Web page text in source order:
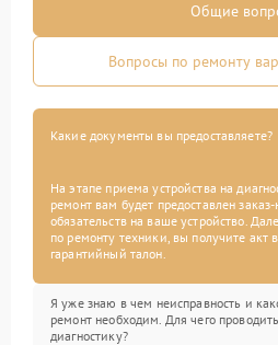
Общие
Вопросы по ремонту
Какие документы вы предоставляете?
На этапе приема устройства на
ремонт вам будет предоставлен
обязательств на ваше устройство.
по ремонту техники, вы получите акт
гарантийный талон.
Я уже знаю в чем неисправность и
ремонт необходим. Для чего проводить
диагностику?